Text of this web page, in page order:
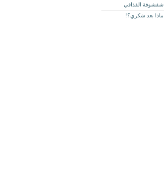
شفشوفة القذافي
ماذا بعد شكري؟!